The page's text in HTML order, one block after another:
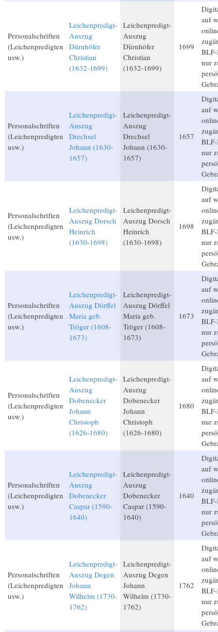
Personalschriften
(Leichenpredigten
usw.)
Leichenpredigt-
Auszug
Dürnhöfer
Christian
(1632-1699)
Leichenpredigt-
Auszug
Dürnhöfer
Christian
(1632-1699)
1699
auf
nur
Personalschriften
(Leichenpredigten
usw.)
Leichenpredigt-
Auszug
Drechsel
Johann (1630-
1657)
Leichenpredigt-
Auszug
Drechsel
Johann (1630-
1657)
1657
auf
nur
Personalschriften
(Leichenpredigten
usw.)
Leichenpredigt-
Auszug Dorsch
Heinrich
(1630-1698)
Leichenpredigt-
Auszug Dorsch
Heinrich
(1630-1698)
1698
auf
nur
Personalschriften
(Leichenpredigten
usw.)
Leichenpredigt-
Auszug Dörffel
Maria geb.
Tröger (1608-
1673)
Leichenpredigt-
Auszug Dörffel
Maria geb.
Tröger (1608-
1673)
1673
auf
nur
Personalschriften
(Leichenpredigten
usw.)
Leichenpredigt-
Auszug
Dobenecker
Johann
Christoph
(1626-1680)
Leichenpredigt-
Auszug
Dobenecker
Johann
Christoph
(1626-1680)
1680
auf
nur
Personalschriften
(Leichenpredigten
usw.)
Leichenpredigt-
Auszug
Dobenecker
Caspar (1590-
1640)
Leichenpredigt-
Auszug
Dobenecker
Caspar (1590-
1640)
1640
auf
nur
Personalschriften
(Leichenpredigten
usw.)
Leichenpredigt-
Auszug Degen
Johann
Wilhelm (1730-
1762)
Leichenpredigt-
Auszug Degen
Johann
Wilhelm (1730-
1762)
1762
auf
nur